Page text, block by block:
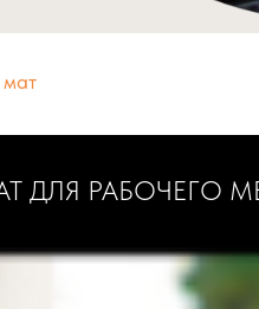
РАБОЧЕГО